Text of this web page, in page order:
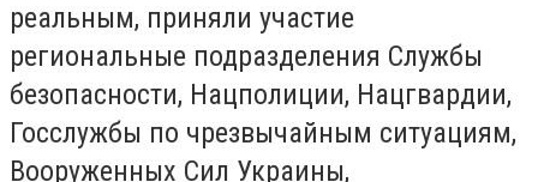
реальным, приняли участие
региональные подразделения Службы
безопасности, Нацполиции, Нацгвардии,
Госслужбы по чрезвычайным ситуациям,
Вооруженных Сил Украины,